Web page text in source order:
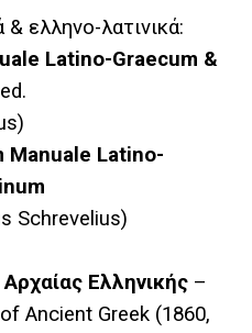
ελληνο-λατινικά:
Latino-Graecum &
Manuale Latino-
Schrevelius)
Αρχαίας Ελληνικής –
Ancient Greek (1860,